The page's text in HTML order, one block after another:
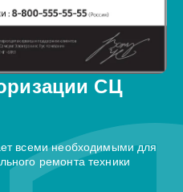
СЦ
всеми необходимыми для
ремонта техники